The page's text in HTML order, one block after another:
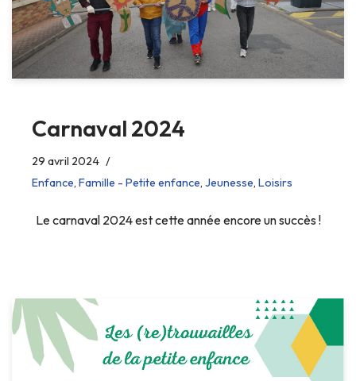
Carnaval 2024
29 avril 2024
Enfance, Famille - Petite enfance, Jeunesse, Loisirs
Le carnaval 2024 est cette année encore un succès !